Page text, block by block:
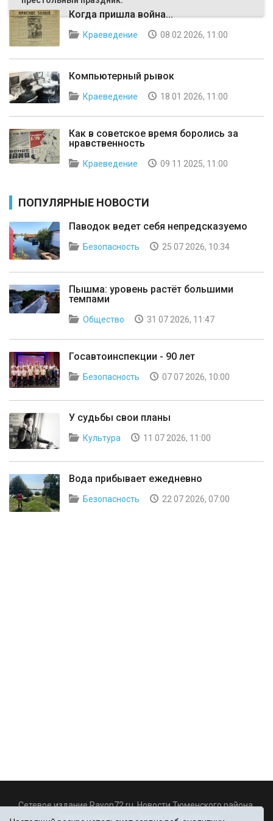
Когда пришла война...
Краеведение 08 02 2026, 11:00
Компьютерный рывок
Краеведение 18 01 2026, 11:00
Как в советское время боролись за
нравственность
Краеведение 09 11 2025, 11:00
ПОПУЛЯРНЫЕ НОВОСТИ
Паводок ведет себя непредсказуемо
Безопасность 25 07 2026, 10:34
Пышма: уровень растёт большими
темпами
Общество 31 07 2026, 11:47
Госавтоинспекции - 90 лет
Безопасность 07 07 2026, 10:00
У судьбы свои планы
Культура 11 07 2026, 11:00
Вода прибывает ежедневно
Безопасность 22 07 2026, 07:00
Сетевое издание Rayon72.ru. Новости Тюменского района.
Rayon72@yandex.ru